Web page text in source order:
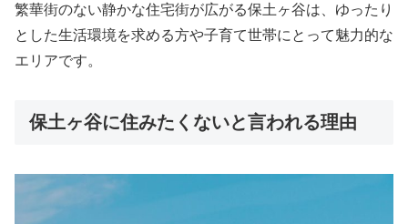
繁華街のない静かな住宅街が広がる保土ヶ谷は、ゆったり
とした生活環境を求める方や子育て世帯にとって魅力的な
エリアです。
保土ヶ谷に住みたくないと言われる理由